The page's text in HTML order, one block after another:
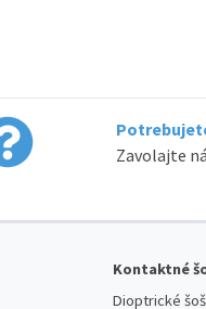
Zavolajte
Kontaktné
Dioptrické